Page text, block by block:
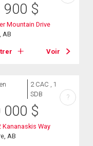
900 $
Mountain Drive
AB
Voir
2 CAC , 1
SDB
000 $
Kananaskis Way
AB
?